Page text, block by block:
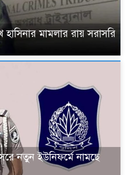
মামলার রায় সরাসরি
নতুন ইউনিফর্মে নামছে